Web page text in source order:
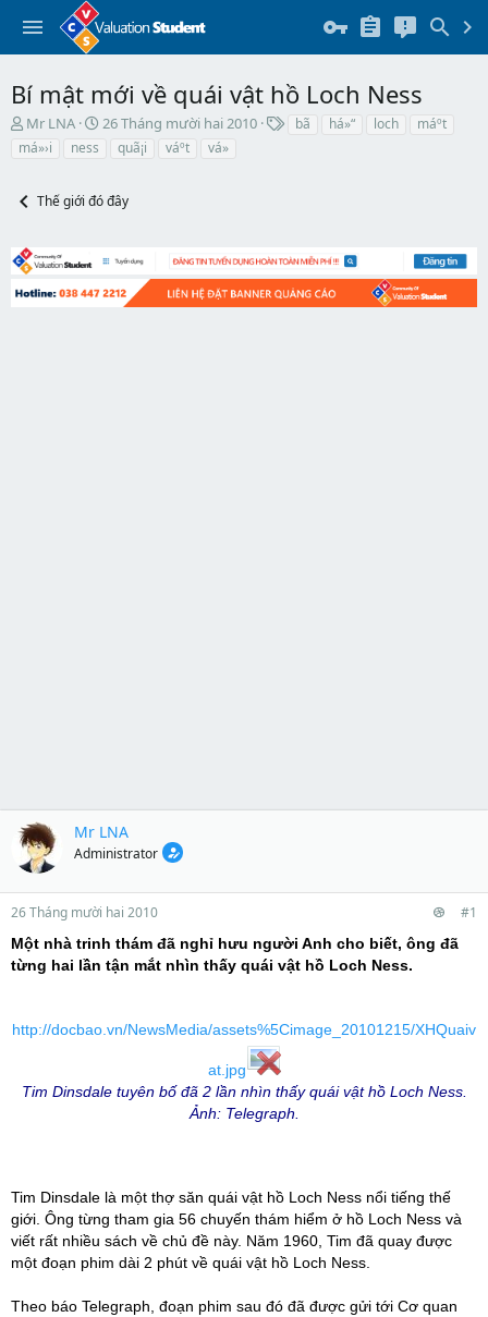
Bí mật mới về quái vật hồ Loch Ness
T
h
a
t
a
r
Mr LNA
N
b
đ
u
26 Tháng mười hai 2010 bã­ há»“ loch
máº­t
má»›i
ness quã¡i váº­t vá»
Thế giới đó đây
Mr LNA
Administrator
26 Tháng mười hai 2010 #1
Một nhà trinh thám đã nghỉ hưu người Anh cho biết, ông đã
từng hai lần tận mắt nhìn thấy quái vật hồ Loch Ness.
http://docbao.vn/NewsMedia/assets%5Cimage_20101215/XHQuaiv
at.jpg
Tim Dinsdale tuyên bố đã 2 lần nhìn thấy quái vật hồ Loch Ness.
Ảnh: Telegraph.
Tim Dinsdale là một thợ săn quái vật hồ Loch Ness nổi tiếng thế
giới. Ông từng tham gia 56 chuyến thám hiểm ở hồ Loch Ness và
viết rất nhiều sách về chủ đề này. Năm 1960, Tim đã quay được
một đoạn phim dài 2 phút về quái vật hồ Loch Ness.
Theo báo Telegraph, đoạn phim sau đó đã được gửi tới Cơ quan